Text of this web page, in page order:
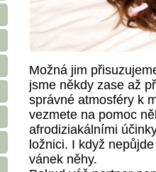
Možná jim
jsme někdy zase až
správné atmosféry k
vezmete na pomoc
afrodiziakálními
ložnici. I když
vánek něhy.